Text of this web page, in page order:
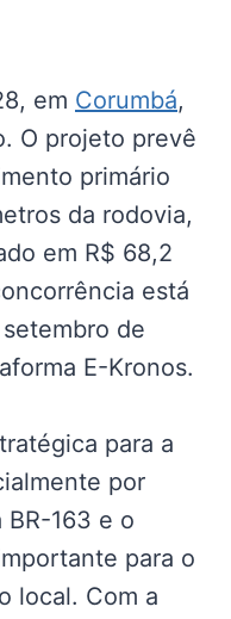
em Corumbá,
O projeto prevê
primário
da rodovia,
em R$ 68,2
está
de
E-Kronos.
para a
por
163 e o
para o
local. Com a